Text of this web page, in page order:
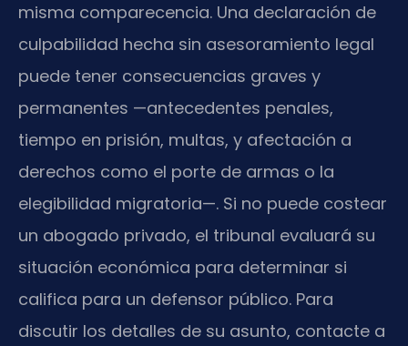
misma comparecencia. Una declaración de
culpabilidad hecha sin asesoramiento legal
puede tener consecuencias graves y
permanentes —antecedentes penales,
tiempo en prisión, multas, y afectación a
derechos como el porte de armas o la
elegibilidad migratoria—. Si no puede costear
un abogado privado, el tribunal evaluará su
situación económica para determinar si
califica para un defensor público. Para
discutir los detalles de su asunto, contacte a